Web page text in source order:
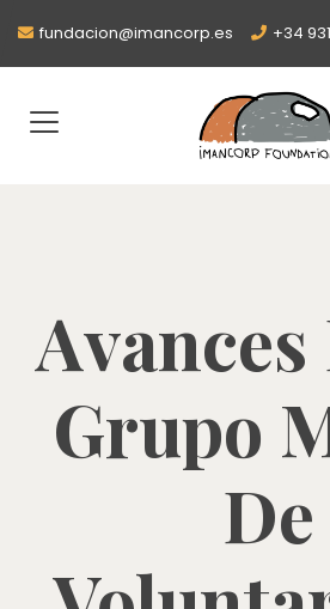
fundacion@imancorp.es +34
Grupo
De